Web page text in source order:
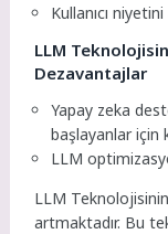
Kullanıcı
LLM
Dezavantajlar
Yapay zeka
başlayanlar için
LLM
LLM
artmaktadır. Bu